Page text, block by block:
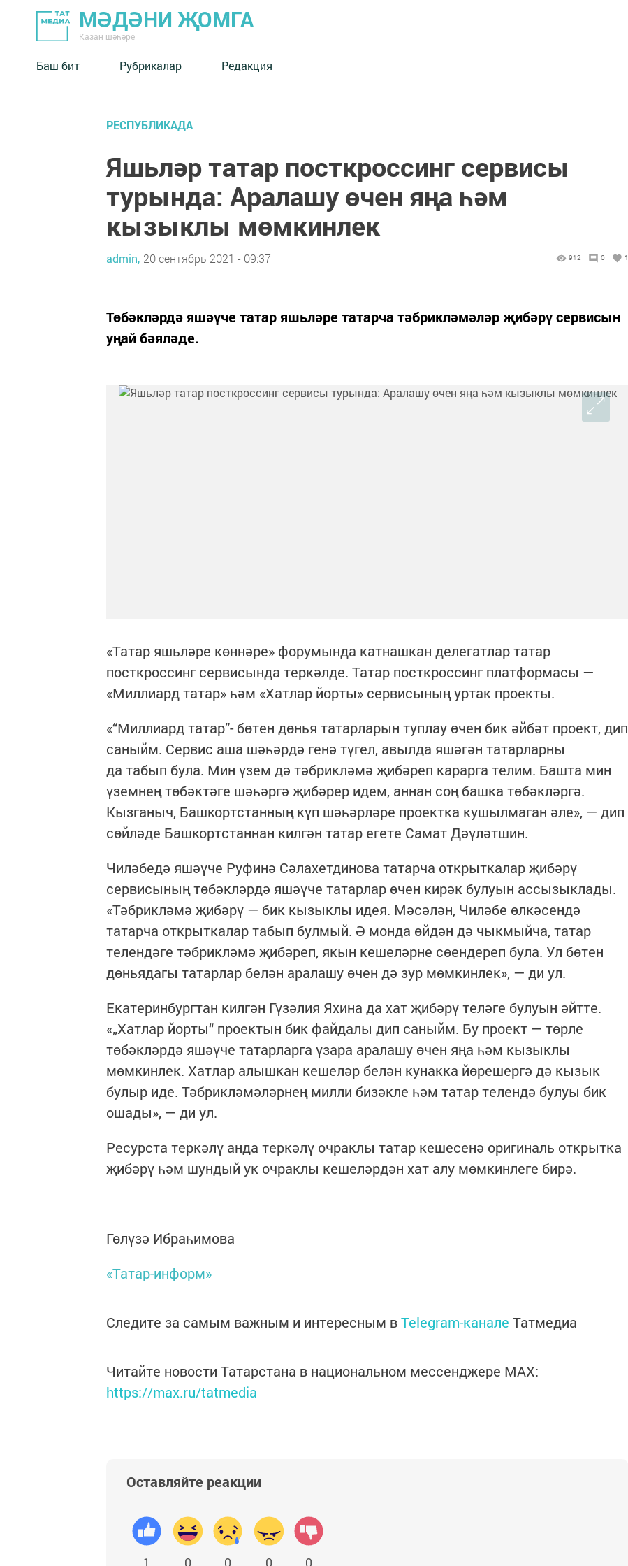
МӘДӘНИ ҖОМГА
Казан шәһәре
Баш бит Рубрикалар Редакция
РЕСПУБЛИКАДА
Яшьләр татар посткроссинг сервисы
турында: Аралашу өчен яңа һәм
кызыклы мөмкинлек
admin, 20 сентябрь 2021 - 09:37 912 0 1
Төбәкләрдә яшәүче татар яшьләре татарча тәбрикләмәләр җибәрү сервисын
уңай бәяләде.
«Татар яшьләре көннәре» форумында катнашкан делегатлар татар
посткроссинг сервисында теркәлде. Татар посткроссинг платформасы —
«Миллиард татар» һәм «Хатлар йорты» сервисының уртак проекты.
«“Миллиард татар”- бөтен дөнья татарларын туплау өчен бик әйбәт проект, дип
саныйм. Сервис аша шәһәрдә генә түгел, авылда яшәгән татарларны
да табып була. Мин үзем дә тәбрикләмә җибәреп карарга телим. Башта мин
үземнең төбәктәге шәһәргә җибәрер идем, аннан соң башка төбәкләргә.
Кызганыч, Башкортстанның күп шәһәрләре проектка кушылмаган әле», — дип
сөйләде Башкортстаннан килгән татар егете Самат Дәүләтшин.
Чиләбедә яшәүче Руфинә Сәлахетдинова татарча открыткалар җибәрү
сервисының төбәкләрдә яшәүче татарлар өчен кирәк булуын ассызыклады.
«Тәбрикләмә җибәрү — бик кызыклы идея. Мәсәлән, Чиләбе өлкәсендә
татарча открыткалар табып булмый. Ә монда өйдән дә чыкмыйча, татар
телендәге тәбрикләмә җибәреп, якын кешеләрне сөендереп була. Ул бөтен
дөньядагы татарлар белән аралашу өчен дә зур мөмкинлек», — ди ул.
Екатеринбургтан килгән Гүзәлия Яхина да хат җибәрү теләге булуын әйтте.
«„Хатлар йорты“ проектын бик файдалы дип саныйм. Бу проект — төрле
төбәкләрдә яшәүче татарларга үзара аралашу өчен яңа һәм кызыклы
мөмкинлек. Хатлар алышкан кешеләр белән кунакка йөрешергә дә кызык
булыр иде. Тәбрикләмәләрнең милли бизәкле һәм татар телендә булуы бик
ошады», — ди ул.
Ресурста теркәлү анда теркәлү очраклы татар кешесенә оригиналь открытка
җибәрү һәм шундый ук очраклы кешеләрдән хат алу мөмкинлеге бирә.
Гөлүзә Ибраһимова
«Татар-информ»
Следите за самым важным и интересным вTelegram-канале Татмедиа
Читайте новости Татарстана в национальном мессенджере MАХ:
https://max.ru/tatmedia
Оставляйте реакции
1 0 0 0 0